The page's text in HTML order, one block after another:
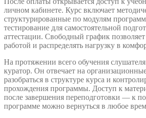
личном кабинете. Курс включает
структурированные по модулям
тестирование для самостоятельной
аттестации. Свободный график
работой и распределять нагрузку в
На протяжении всего обучения
куратор. Он отвечает на
разобраться в структуре курса и
прохождения программы. Доступ к
после завершения переподготовки — к
программе можно вернуться в любое